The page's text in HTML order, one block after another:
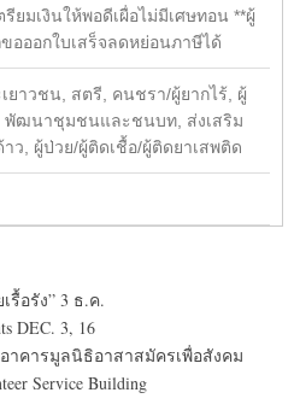
ยมเงินให้พอดีเผื่อไม่มีเศษทอน **ผู้
อออกใบเสร็จลดหย่อนภาษีได้
เยาวชน, สตรี, คนชรา/ผู้ยากไร้, ผู้
พัฒนาชุมชนและชนบท, ส่งเสริม
, ผู้ป่วย/ผู้ติดเชื้อ/ผู้ติดยาเสพติด
รื้อรัง” 3 ธ.ค.
DEC. 3, 16
าคารมูลนิธิอาสาสมัครเพื่อสังคม
Service Building